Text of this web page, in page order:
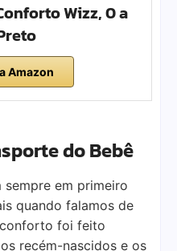
Wizz, 0 a
Amazon
do Bebê
em primeiro
quando falamos de
foi feito
recém-nascidos e os